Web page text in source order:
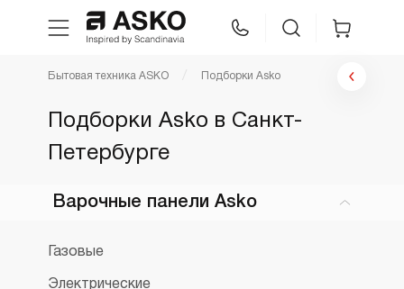
Техника для кухни
Уход за бельем
Asko Professional
Бытовая техника ASKO Подборки Asko
Подборки Asko в Санкт-
Петербурге
Варочные панели Asko
Газовые
Электрические